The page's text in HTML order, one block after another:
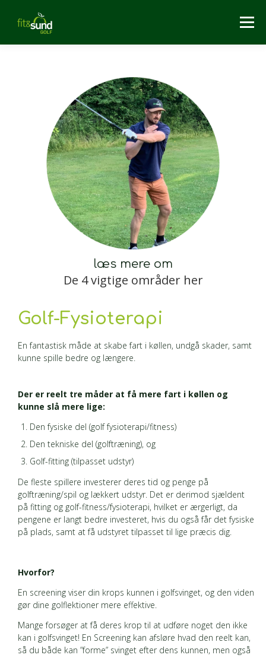
Menu
GOLFFITNESS & HOLD FOREDRAG OM OS
KONTAKT & INFO BESTIL GAVEKORT
læs mere om
De 4 vigtige områder her
Golf-Fysioterapi
En fantastisk måde at skabe fart i køllen, undgå skader, samt
kunne spille bedre og længere.
Der er reelt tre måder at få mere fart i køllen og
kunne slå mere lige:
Den fysiske del (golf fysioterapi/fitness)
Den tekniske del (golftræning), og
Golf-fitting (tilpasset udstyr)
De fleste spillere investerer deres tid og penge på
golftræning/spil og lækkert udstyr. Det er derimod sjældent
på fitting og golf-fitness/fysioterapi, hvilket er ærgerligt, da
pengene er langt bedre investeret, hvis du også får det fysiske
på plads, samt at få udstyret tilpasset til lige præcis dig.
Hvorfor?
En screening viser din krops kunnen i golfsvinget, og den viden
gør dine golflektioner mere effektive.
Mange forsøger at få deres krop til at udføre noget den ikke
kan i golfsvinget! En Screening kan afsløre hvad den reelt kan,
så du både kan ”forme” svinget efter dens kunnen, men også